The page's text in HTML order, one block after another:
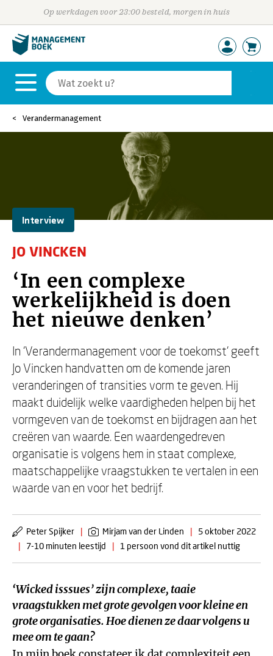
Op werkdagen voor 23:00 besteld, morgen in huis
Verandermanagement
Interview
JO VINCKEN
‘In een complexe
werkelijkheid is doen
het nieuwe denken’
In ‘Verandermanagement voor de toekomst’ geeft
Jo Vincken handvatten om de komende jaren
veranderingen of transities vorm te geven. Hij
maakt duidelijk welke vaardigheden helpen bij het
vormgeven van de toekomst en bijdragen aan het
creëren van waarde. Een waardengedreven
organisatie is volgens hem in staat complexe,
maatschappelijke vraagstukken te vertalen in een
waarde van en voor het bedrijf.
Peter Spijker | Mirjam van der Linden |
5 oktober 2022
|
7-10 minuten leestijd | 1 persoon vond dit artikel nuttig
‘Wicked isssues’ zijn complexe, taaie
vraagstukken met grote gevolgen voor kleine en
grote organisaties. Hoe dienen ze daar volgens u
mee om te gaan?